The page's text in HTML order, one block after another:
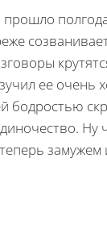
ее очень
бодростью
Ну
замужем